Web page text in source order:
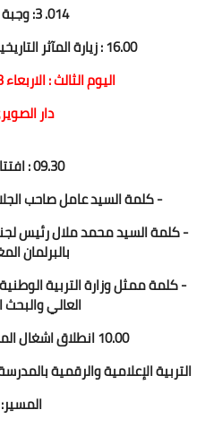
014. 3: وجبة غذاء
16.00 : زيارة المآثر التاريخية لمدينة الصويرة
اليوم الثالث : الاربعاء 03 أبريل 2019
دار
09.30 : افتتاحية
- كلمة السيد عامل صاحب
- كلمة السيد محمد ملال رئيس لجنة
بالبرلمان
- كلمة ممثل وزارة التربية
العالي
10.00 انطلاق اشغال المائدة المستديرة:
التربية الإعلامية والرقمية
المسير: